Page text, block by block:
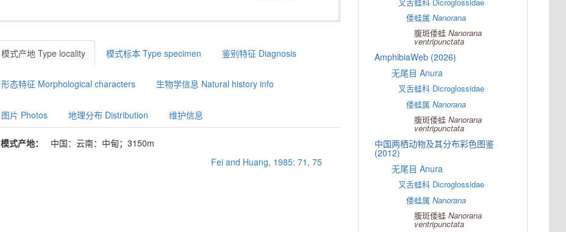
模式产地 Type locality 模式标本 Type specimen 鉴别特征 Diagnosis
形态特征 Morphological characters 生物学信息 Natural history info
图片 Photos 地理分布 Distribution 维护信息
模式产地：
中国：云南：中甸；3150m
Fei and Huang, 1985: 71, 75
倭蛙属Nanorana
腹斑倭蛙Nanorana
ventripunctata
AmphibiaWeb (2026)
无尾目 Anura
叉舌蛙科 Dicroglossidae
倭蛙属Nanorana
腹斑倭蛙Nanorana
ventripunctata
中国两栖动物及其分布彩色图鉴
(2012)
无尾目 Anura
叉舌蛙科 Dicroglossidae
倭蛙属Nanorana
腹斑倭蛙Nanorana
ventripunctata